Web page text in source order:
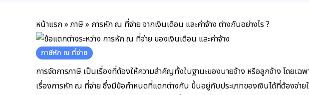
หน้าแรก» ภาษี» การหัก ณ ที่จ่าย จากเงินเดือน และค่าจ้าง ต่างกันอย่างไร ?
ภาษีหัก ณ ที่จ่าย
การจัดการภาษี เป็นเรื่องที่ต้องให้ความสำคัญทั้งในฐานะของนายจ้าง หรือลูกจ้าง โดยเ
เรื่องการหัก ณ ที่จ่าย ซึ่งมีข้อกำหนดที่แตกต่างกัน ขึ้นอยู่กับประเภทของเงินได้ที่ต้องจ่า